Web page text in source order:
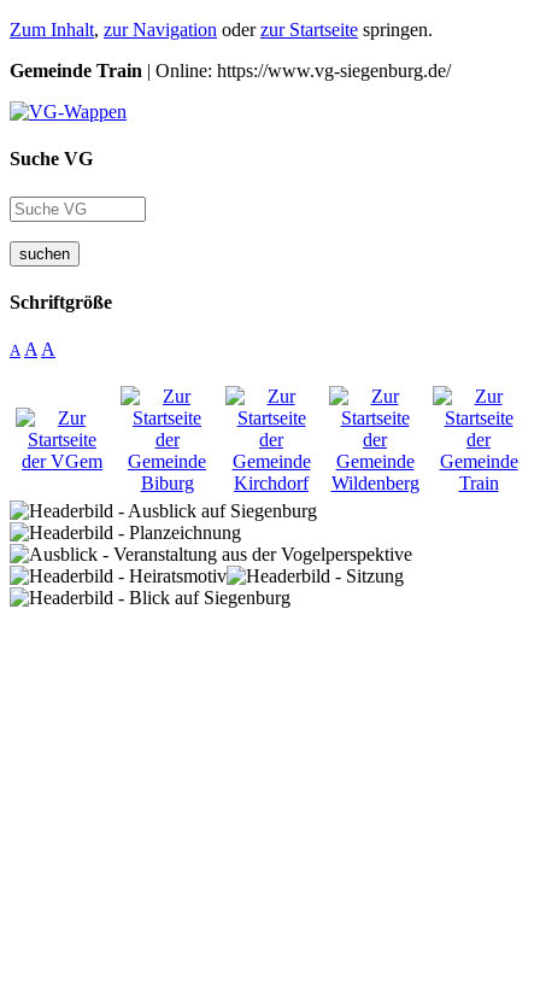
Zum Inhalt, zur Navigation oderzur Startseite springen.
Gemeinde Train | Online: https://www.vg-siegenburg.de/
Suche VG
suchen
Schriftgröße
A A A